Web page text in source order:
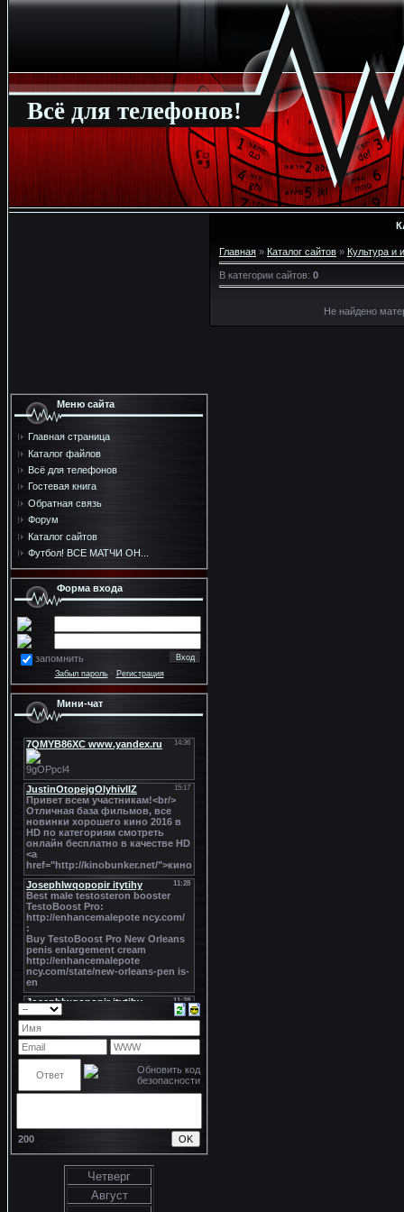
Всё для телефонов!
Меню сайта
Главная страница
Каталог файлов
Всё для телефонов
Гостевая книга
Обратная связь
Форум
Каталог сайтов
Футбол! ВСЕ МАТЧИ ОН...
Форма входа
запомнить
Забыл пароль· Регистрация
Мини-чат
200
Четверг
Август
Главная » Каталог сайтов » Культура и
В категории сайтов: 0
Не найдено